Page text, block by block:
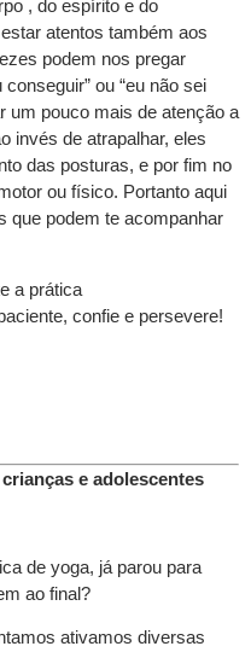
, do espírito e do
atentos também aos
podem nos pregar
ou “eu não sei
um pouco mais de atenção a
invés de atrapalhar, eles
das posturas, e por fim no
ou físico. Portanto aqui
que podem te acompanhar
a prática
confie e persevere!
e adolescentes
de yoga, já parou para
ao final?
ativamos diversas